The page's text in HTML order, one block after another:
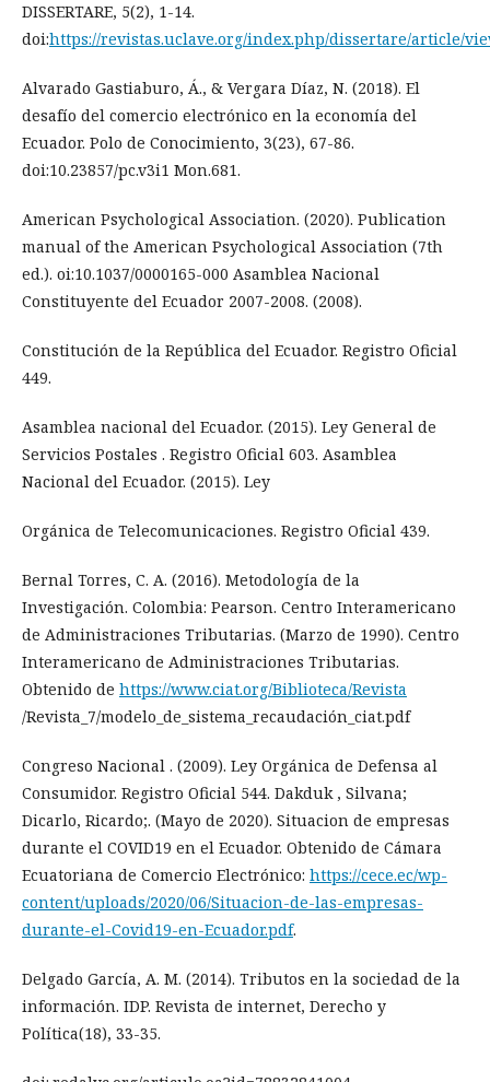
DISSERTARE, 5(2), 1-14.
doi:https://revistas.uclave.org/index.php/dissertare/article/
Alvarado Gastiaburo, Á., & Vergara Díaz, N. (2018). El
desafío del comercio electrónico en la economía del
Ecuador. Polo de Conocimiento, 3(23), 67-86.
doi:10.23857/pc.v3i1 Mon.681.
American Psychological Association. (2020). Publication
manual of the American Psychological Association (7th
ed.). oi:10.1037/0000165-000 Asamblea Nacional
Constituyente del Ecuador 2007-2008. (2008).
Constitución de la República del Ecuador. Registro Oficial
449.
Asamblea nacional del Ecuador. (2015). Ley General de
Servicios Postales . Registro Oficial 603. Asamblea
Nacional del Ecuador. (2015). Ley
Orgánica de Telecomunicaciones. Registro Oficial 439.
Bernal Torres, C. A. (2016). Metodología de la
Investigación. Colombia: Pearson. Centro Interamericano
de Administraciones Tributarias. (Marzo de 1990). Centro
Interamericano de Administraciones Tributarias.
Obtenido de https://www.ciat.org/Biblioteca/Revista
/Revista_7/modelo_de_sistema_recaudación_ciat.pdf
Congreso Nacional . (2009). Ley Orgánica de Defensa al
Consumidor. Registro Oficial 544. Dakduk , Silvana;
Dicarlo, Ricardo;. (Mayo de 2020). Situacion de empresas
durante el COVID19 en el Ecuador. Obtenido de Cámara
Ecuatoriana de Comercio Electrónico: https://cece.ec/wp-
content/uploads/2020/06/Situacion-de-las-empresas-
durante-el-Covid19-en-Ecuador.pdf.
Delgado García, A. M. (2014). Tributos en la sociedad de la
información. IDP. Revista de internet, Derecho y
Política(18), 33-35.